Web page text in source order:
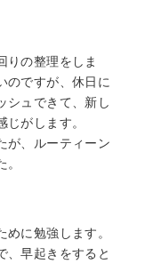
りの整理をしま
のですが、休日に
シュできて、新し
がします。
が、ルーティーン
に勉強します。
、早起きをすると